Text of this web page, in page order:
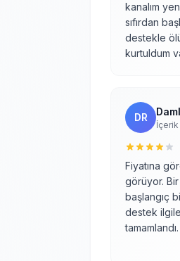
kanalım
sıfırdan
destekle
kurtuldum
DR
Fiyatına
görüyor.
başlangıç
destek
tamamlandı.